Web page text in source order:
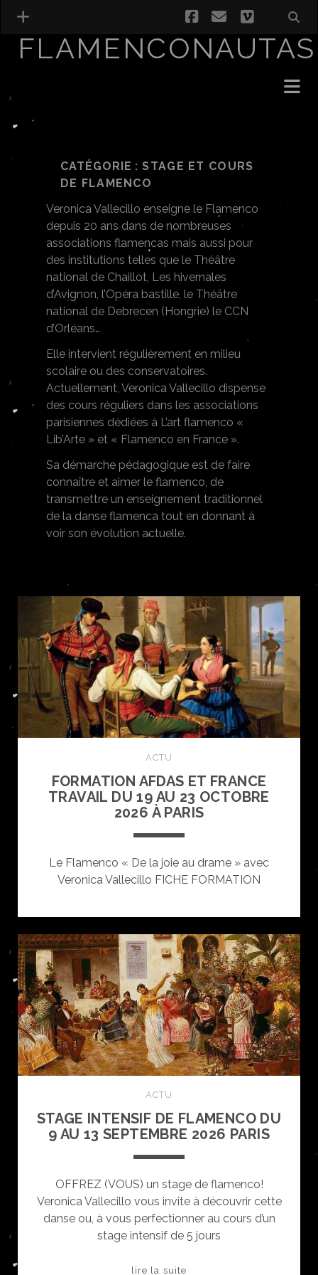
facebook
emailvimeo
FLAMENCONAUTAS
CATÉGORIE :STAGE ET COURS
DE FLAMENCO
Veronica Vallecillo enseigne le Flamenco
depuis 20 ans dans de nombreuses
associations flamencas mais aussi pour
des institutions telles que le Théâtre
national de Chaillot, Les hivernales
d’Avignon, l’Opéra bastille, le Théâtre
national de Debrecen (Hongrie) le CCN
d’Orléans…
Elle intervient régulièrement en milieu
scolaire ou des conservatoires.
Actuellement, Veronica Vallecillo dispense
des cours réguliers dans les associations
parisiennes dédiées à L’art flamenco «
Lib’Arte » et « Flamenco en France ».
Sa démarche pédagogique est de faire
connaître et aimer le flamenco, de
transmettre un enseignement traditionnel
de la danse flamenca tout en donnant à
voir son évolution actuelle.
ACTU
FORMATION AFDAS ET FRANCE
TRAVAIL DU 19 AU 23 OCTOBRE
2026 À PARIS
Le Flamenco « De la joie au drame » avec
Veronica Vallecillo FICHE FORMATION
ACTU
STAGE INTENSIF DE FLAMENCO DU
9 AU 13 SEPTEMBRE 2026 PARIS
OFFREZ (VOUS) un stage de flamenco!
Veronica Vallecillo vous invite à découvrir cette
danse ou, à vous perfectionner au cours d’un
stage intensif de 5 jours
lire la suiteSTAGE